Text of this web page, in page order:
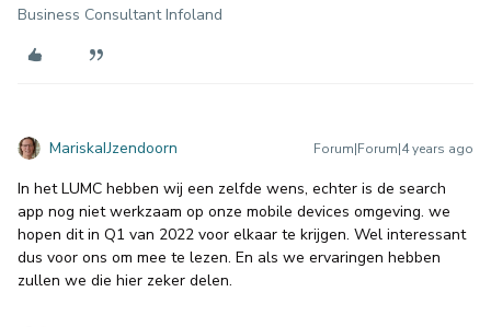
Business Consultant Infoland
MariskaIJzendoorn Forum|Forum|4 years ago
In het LUMC hebben wij een zelfde wens, echter is de search
app nog niet werkzaam op onze mobile devices omgeving. we
hopen dit in Q1 van 2022 voor elkaar te krijgen. Wel interessant
dus voor ons om mee te lezen. En als we ervaringen hebben
zullen we die hier zeker delen.